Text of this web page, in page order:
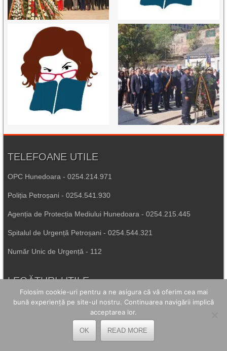
TELEFOANE UTILE
OPC Hunedoara - 0254.214.971
Poliția Petroșani - 0254.541.930
Agenția de Protecția Mediului Hunedoara - 0254.215.445
Spitalul de Urgență Petroșani - 0254.544.321
Număr Unic de Urgență - 112
LEGĂTURI UTILE
Prefectura Hunedoara
Inspectoratul Școlar Hunedoara
Folosim cookie-uri pentru a ne asigura că vă oferim cea mai
bună experiență pe site-ul nostru. Continuarea navigării implică
acceptarea lor.
OK READ MORE